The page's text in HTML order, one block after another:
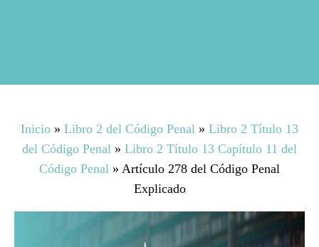
Inicio » Libro 2 del Código Penal » Libro 2 Título 13
del Código Penal » Libro 2 Título 13 Capítulo 11 del
Código Penal » Artículo 278 del Código Penal
Explicado